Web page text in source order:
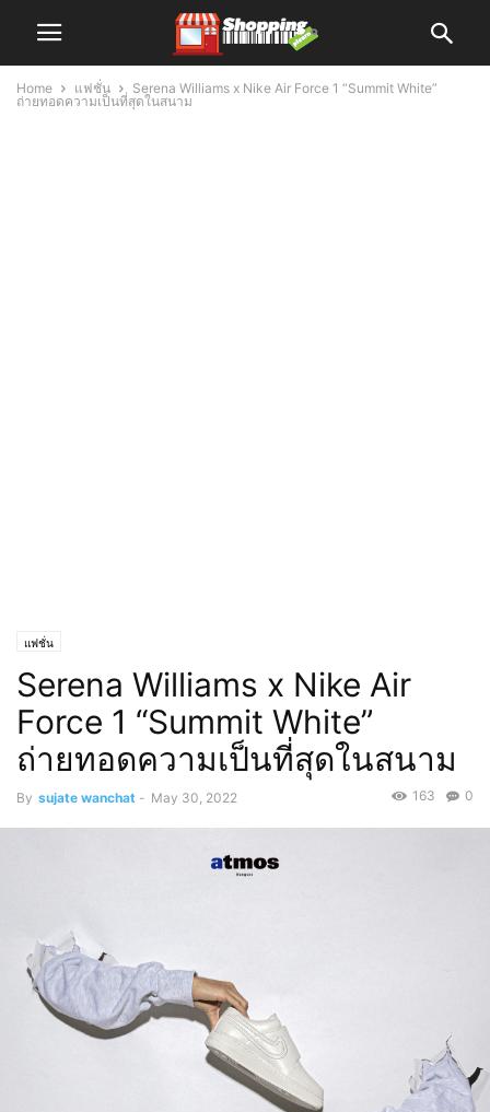
Home แฟชั่น
Serena Williams x Nike Air Force 1 “Summit White”
ถ่ายทอดความเป็นที่สุดในสนาม
แฟชั่น
Serena Williams x Nike Air
Force 1 “Summit White”
ถ่ายทอดความเป็นที่สุดในสนาม
By sujate wanchat - May 30, 2022 0
163